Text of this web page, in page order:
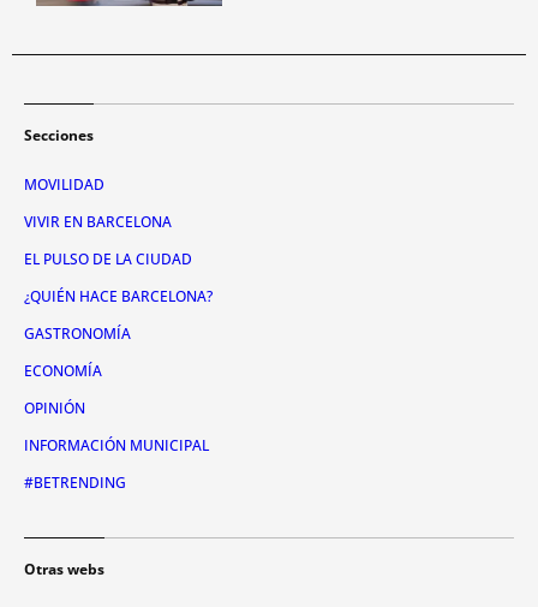
Secciones
MOVILIDAD
VIVIR EN BARCELONA
EL PULSO DE LA CIUDAD
¿QUIÉN HACE BARCELONA?
GASTRONOMÍA
ECONOMÍA
OPINIÓN
INFORMACIÓN MUNICIPAL
#BETRENDING
Otras webs